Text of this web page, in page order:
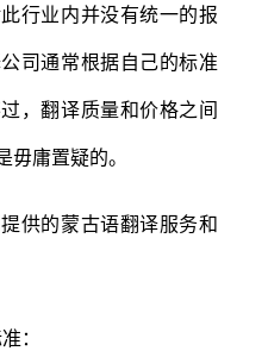
行业内并没有统一的报
司通常根据自己的标准
，翻译质量和价格之间
庸置疑的。
的蒙古语翻译服务和
：